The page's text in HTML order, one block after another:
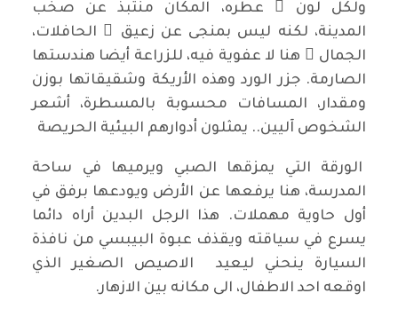
ولكل لون ٍ عطره، المكان منتبذٌ عن صخب
المدينة، لكنه ليس بمنجى عن زعيق ِ الحافلات،
الجمال ُ هنا لا عفوية فيه، للزراعة أيضا هندستها
الصارمة. جزر الورد وهذه الأريكة وشقيقاتها بوزن
ومقدار، المسافات محسوبة بالمسطرة، أشعر
الشخوص آليين.. يمثلون أدوارهم البيئية الحريصة
الورقة التي يمزقها الصبي ويرميها في ساحة
المدرسة، هنا يرفعها عن الأرض ويودعها برفق في
أول حاوية مهملات. هذا الرجل البدين أراه دائما
يسرع في سياقته ويقذف عبوة البيبسي من نافذة
السيارة ينحني ليعيد الاصيص الصغير الذي
اوقعه احد الاطفال، الى مكانه بين الازهار.